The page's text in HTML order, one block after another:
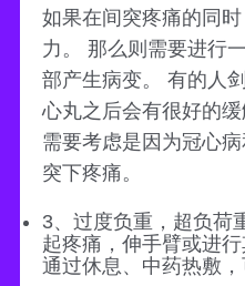
如果在间突疼痛的同
力。 那么则需要进行
部产生病变。 有的人
心丸之后会有很好的
需要考虑是因为冠心
突下疼痛。
3、过度负重，超负荷
起疼痛，伸手臂或进
通过休息、中药热敷，